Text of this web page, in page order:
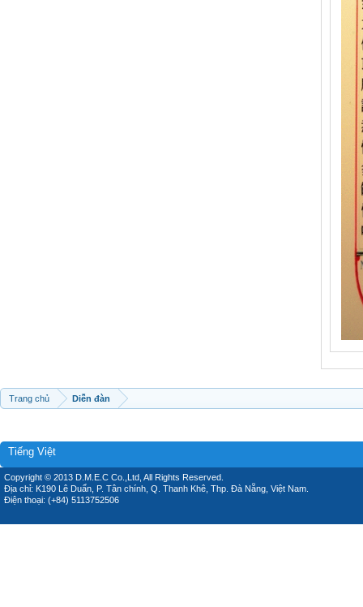
Trang chủ Diễn đàn
Tiếng Việt
Copyright © 2013 D.M.E.C Co.,Ltd, All Rights Reserved.
Địa chỉ: K190 Lê Duẩn, P. Tân chính, Q. Thanh Khê, Thp. Đà Nẵng, Việt Nam.
Điện thoại: (+84) 5113752506